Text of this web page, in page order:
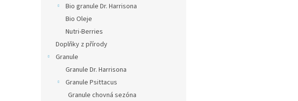
Bio granule Dr. Harrisona
Bio Oleje
Nutri-Berries
Doplňky z přírody
Granule
Granule Dr. Harrisona
Granule Psittacus
Granule chovná sezóna